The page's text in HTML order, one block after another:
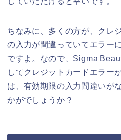
ちなみに、多くの方が、クレ
の入力が間違っていてエラー
ですよ。なので、Sigma
してクレジットカードエラー
は、有効期限の入力間違いが
かがでしょうか？